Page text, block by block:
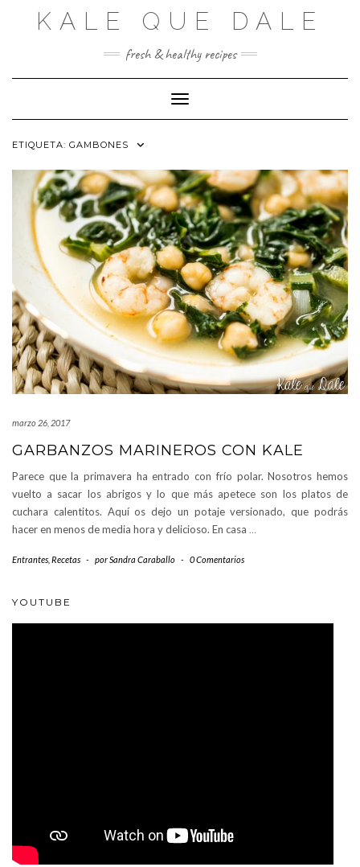
KALE QUE DALE
fresh & healthy recipes
Cambiar modo de navegación
ETIQUETA: GAMBONES
marzo 26, 2017
GARBANZOS MARINEROS CON KALE
Parece que la primavera ha entrado con frío polar. Nosotros hemos
vuelto a sacar los abrigos y lo que más apetece son los platos de
cuchara calentitos. Aquí os dejo un potaje versionado, que podrás
hacer en menos de media hora y delicioso. En casa …
Entrantes Recetas - porSandra Caraballo - 0 Comentarios
YOUTUBE